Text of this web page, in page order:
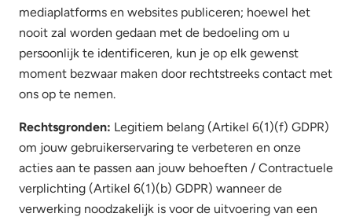
mediaplatforms en websites publiceren; hoewel het
nooit zal worden gedaan met de bedoeling om u
persoonlijk te identificeren, kun je op elk gewenst
moment bezwaar maken door rechtstreeks contact met
ons op te nemen.
Rechtsgronden: Legitiem belang (Artikel 6(1)(f) GDPR)
om jouw gebruikerservaring te verbeteren en onze
acties aan te passen aan jouw behoeften / Contractuele
verplichting (Artikel 6(1)(b) GDPR) wanneer de
verwerking noodzakelijk is voor de uitvoering van een